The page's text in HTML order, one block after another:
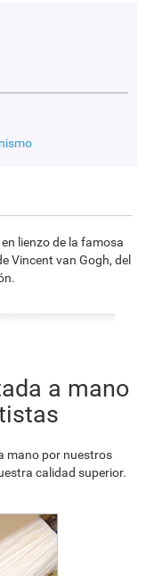
lienzo de la famosa
Vincent van Gogh, del
a mano
mano por nuestros
calidad superior.